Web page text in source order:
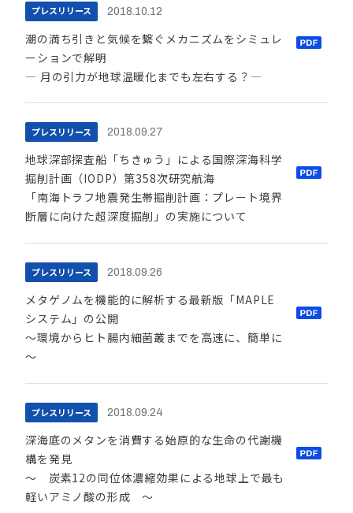
プレスリリース 2018.10.12
潮の満ち引きと気候を繋ぐメカニズムをシミュレ
ーションで解明
― 月の引力が地球温暖化までも左右する？―
プレスリリース 2018.09.27
地球深部探査船「ちきゅう」による国際深海科学
掘削計画（IODP）第358次研究航海
「南海トラフ地震発生帯掘削計画：プレート境界
断層に向けた超深度掘削」の実施について
プレスリリース 2018.09.26
メタゲノムを機能的に解析する最新版「MAPLE
システム」の公開
～環境からヒト腸内細菌叢までを高速に、簡単に
～
プレスリリース 2018.09.24
深海底のメタンを消費する始原的な生命の代謝機
構を発見
～ 炭素12の同位体濃縮効果による地球上で最も
軽いアミノ酸の形成 ～